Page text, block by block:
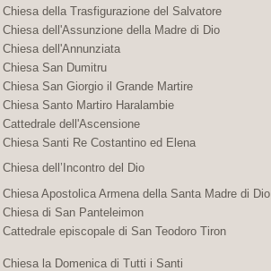
Chiesa della Trasfigurazione del Salvatore
Chiesa dell'Assunzione della Madre di Dio
Chiesa dell'Annunziata
Chiesa San Dumitru
Chiesa San Giorgio il Grande Martire
Chiesa Santo Martiro Haralambie
Cattedrale dell'Ascensione
Chiesa Santi Re Costantino ed Elena
Chiesa dell’Incontro del Dio
Chiesa Apostolica Armena della Santa Madre di Dio
Chiesa di San Panteleimon
Cattedrale episcopale di San Teodoro Tiron
Chiesa la Domenica di Tutti i Santi